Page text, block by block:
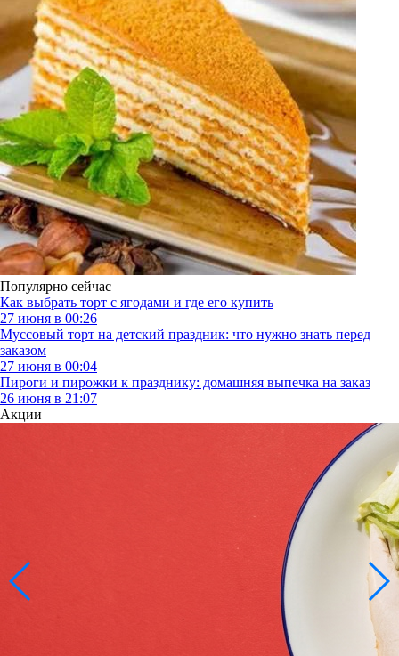
Популярно сейчас
Как выбрать торт с ягодами и где его купить
27 июня в 00:26
Муссовый торт на детский праздник: что нужно знать перед
заказом
27 июня в 00:04
Пироги и пирожки к празднику: домашняя выпечка на заказ
26 июня в 21:07
Акции